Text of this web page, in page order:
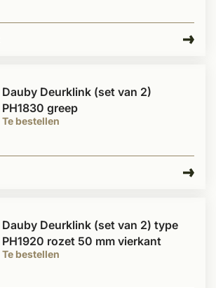
Te bestellen
Dauby Deurklink (set van 2)
PH1830 greep
Te bestellen
Dauby Deurklink (set van 2) type
PH1920 rozet 50 mm vierkant